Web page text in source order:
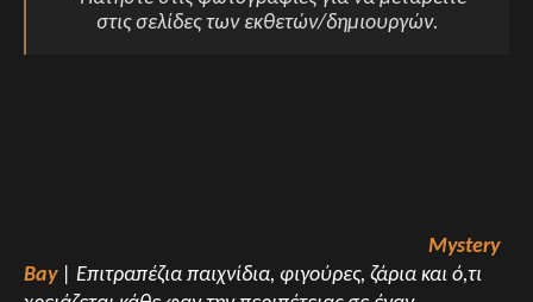
στις σελίδες των εκθετών/δημιουργών.
Mystery
Bay| Επιτραπέζια παιχνίδια, φιγούρες, ζάρια και ό,τι